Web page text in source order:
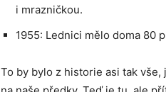
i mrazničkou.
1955: Lednici mělo doma 80
To by bylo z historie asi tak